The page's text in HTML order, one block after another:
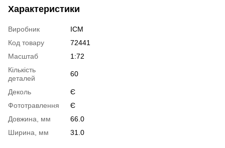
Характеристики
Виробник
ICM
Код товару
72441
Масштаб
1:72
Кількість
деталей
60
Деколь
Є
Фототравлення
Є
Довжина, мм
66.0
Ширина, мм
31.0